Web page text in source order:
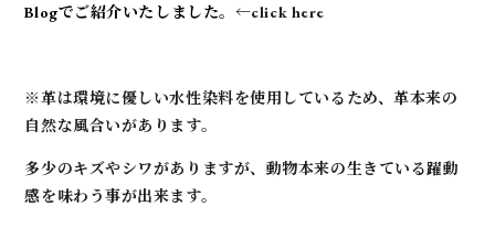
Blogでご紹介いたしました。 ←click here
※革は環境に優しい水性染料を使用しているため、革本来の
自然な風合いがあります。
多少のキズやシワがありますが、動物本来の生きている躍動
感を味わう事が出来ます。